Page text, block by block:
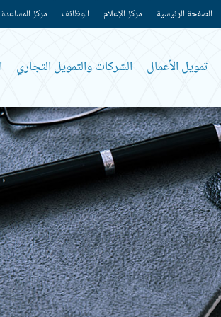
الصفحة الرئيسية مركز الإعلام الوظائف مركز المساعدة
تمويل الأعمال الشركات والتمويل التجاري